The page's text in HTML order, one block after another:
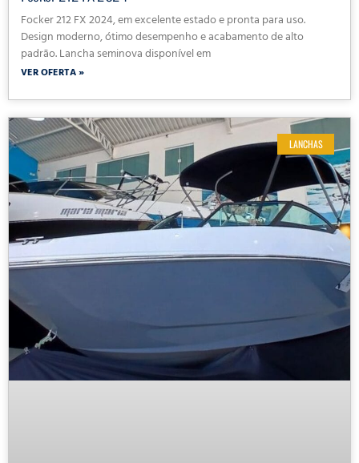
Focker 212 FX 2024, em excelente estado e pronta para uso.
Design moderno, ótimo desempenho e acabamento de alto
padrão. Lancha seminova disponível em
VER OFERTA »
LANCHAS